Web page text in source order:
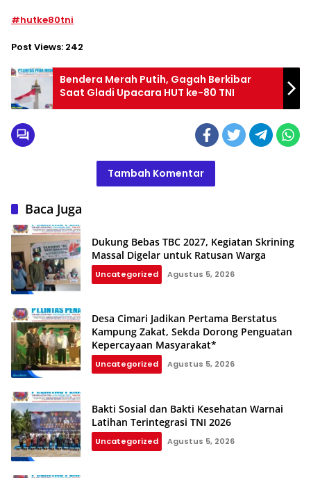
#hutke80tni
Post Views: 242
Bendera Merah Putih, Gagah Berkibar
Saat Gladi Upacara HUT ke-80 TNI
Tambah Komentar
Baca Juga
Dukung Bebas TBC 2027, Kegiatan Skrining
Massal Digelar untuk Ratusan Warga
Uncategorized Agustus 5, 2026
Desa Cimari Jadikan Pertama Berstatus
Kampung Zakat, Sekda Dorong Penguatan
Kepercayaan Masyarakat*
Uncategorized Agustus 5, 2026
Bakti Sosial dan Bakti Kesehatan Warnai
Latihan Terintegrasi TNI 2026
Uncategorized Agustus 5, 2026